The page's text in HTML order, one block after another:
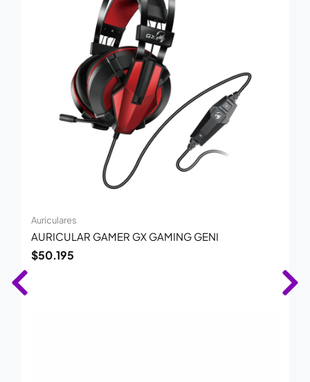
Auriculares
AURICULAR GAMER GX GAMING GENI
$50.195